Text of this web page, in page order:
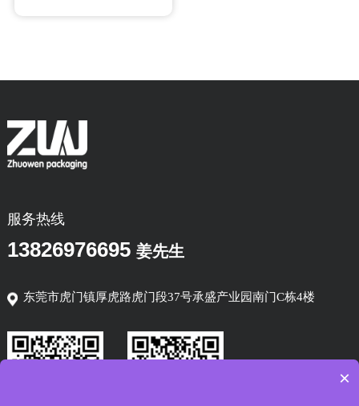
服务热线
13826976695 姜先生
东莞市虎门镇厚虎路虎门段37号承盛产业园南门C栋4楼
×